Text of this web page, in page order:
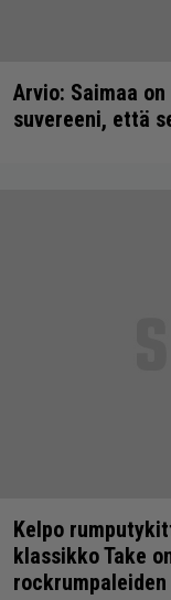
Arvio: Saimaa
suvereeni, että
Kelpo
klassikko Take